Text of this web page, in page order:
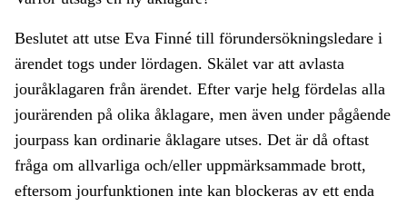
Beslutet att utse Eva Finné till förundersökningsledare i
ärendet togs under lördagen. Skälet var att avlasta
jouråklagaren från ärendet. Efter varje helg fördelas alla
jourärenden på olika åklagare, men även under pågående
jourpass kan ordinarie åklagare utses. Det är då oftast
fråga om allvarliga och/eller uppmärksammade brott,
eftersom jourfunktionen inte kan blockeras av ett enda